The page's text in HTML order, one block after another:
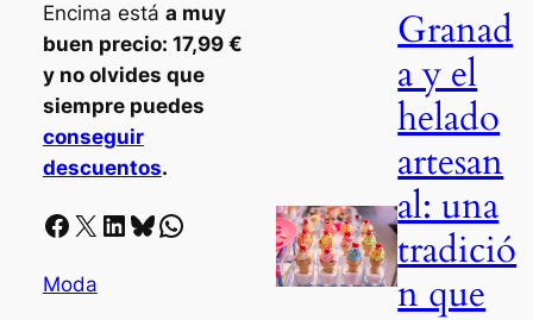
Encima está a muy
buen precio: 17,99 €
y no olvides que
siempre puedes
conseguir
descuentos.
Facebook X LinkedIn Bluesky Whatsapp
Moda
Granad
a y el
helado
artesan
al: una
tradició
n que